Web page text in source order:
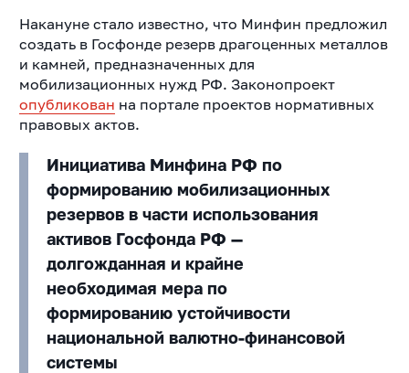
Накануне стало известно, что Минфин предложил
создать в Госфонде резерв драгоценных металлов
и камней, предназначенных для
мобилизационных нужд РФ. Законопроект
опубликован на портале проектов нормативных
правовых актов.
Инициатива Минфина РФ по
формированию мобилизационных
резервов в части использования
активов Госфонда РФ —
долгожданная и крайне
необходимая мера по
формированию устойчивости
национальной валютно-финансовой
системы